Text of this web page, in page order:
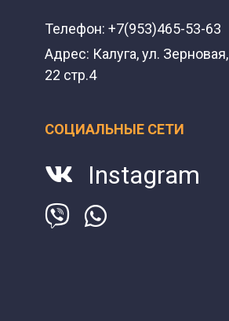
Телефон: +7(953)465-53-63
Адрес: Калуга, ул. Зерновая,
22 стр.4
СОЦИАЛЬНЫЕ СЕТИ
Instagram